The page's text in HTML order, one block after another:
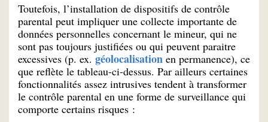
Toutefois, l’installation de dispositifs de contrôle
parental peut impliquer une collecte importante de
données personnelles concernant le mineur, qui ne
sont pas toujours justifiées ou qui peuvent paraitre
excessives (p. ex. géolocalisation en permanence), ce
que reflète le tableau-ci-dessus. Par ailleurs certaines
fonctionnalités assez intrusives tendent à transformer
le contrôle parental en une forme de surveillance qui
comporte certains risques :